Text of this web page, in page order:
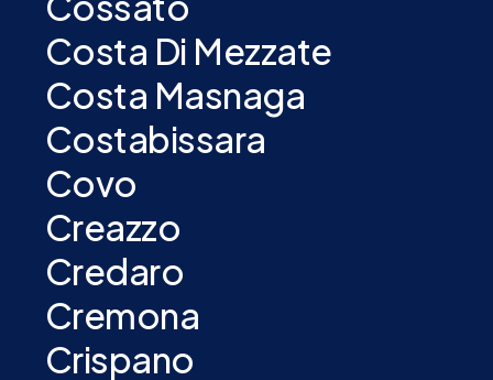
Costa Di Mezzate
Costa Masnaga
Costabissara
Covo
Creazzo
Credaro
Cremona
Crispano